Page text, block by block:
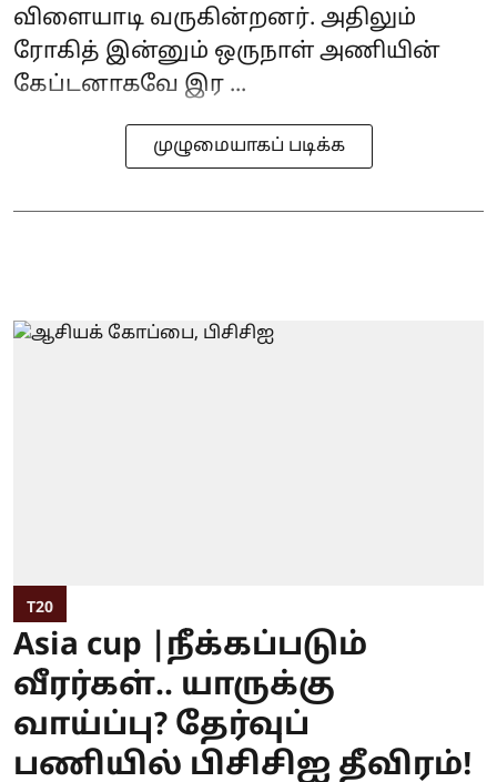
விளையாடி வருகின்றனர். அதிலும்
ரோகித் இன்னும் ஒருநாள் அணியின்
கேப்டனாகவே இர ...
முழுமையாகப் படிக்க
T20
Asia cup |நீக்கப்படும்
வீரர்கள்.. யாருக்கு
வாய்ப்பு? தேர்வுப்
பணியில் பிசிசிஐ தீவிரம்!